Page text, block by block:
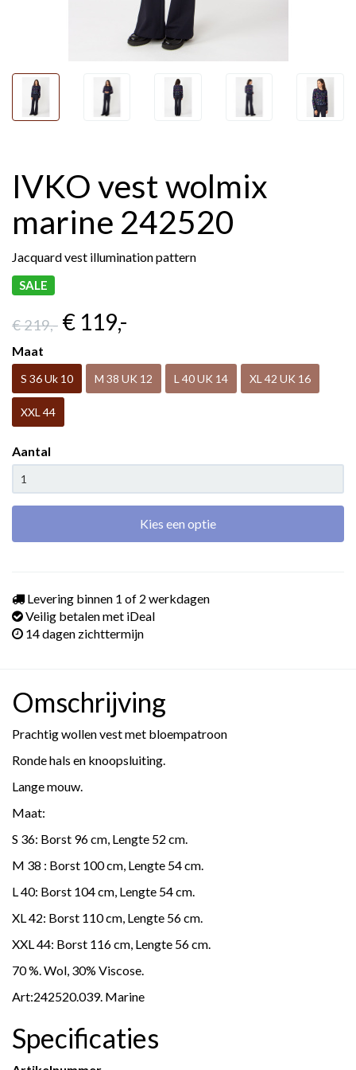
IVKO vest wolmix
marine 242520
Jacquard vest illumination pattern
SALE
€ 219,- € 119,-
Maat
S 36 Uk 10 M 38 UK 12 L 40 UK 14 XL 42 UK 16
XXL 44
Aantal
Kies een optie
Levering binnen 1 of 2 werkdagen
Veilig betalen met iDeal
14 dagen zichttermijn
Omschrijving
Prachtig wollen vest met bloempatroon
Ronde hals en knoopsluiting.
Lange mouw.
Maat:
S 36: Borst 96 cm, Lengte 52 cm.
M 38 : Borst 100 cm, Lengte 54 cm.
L 40: Borst 104 cm, Lengte 54 cm.
XL 42: Borst 110 cm, Lengte 56 cm.
XXL 44: Borst 116 cm, Lengte 56 cm.
70 %. Wol, 30% Viscose.
Art:242520.039. Marine
Specificaties